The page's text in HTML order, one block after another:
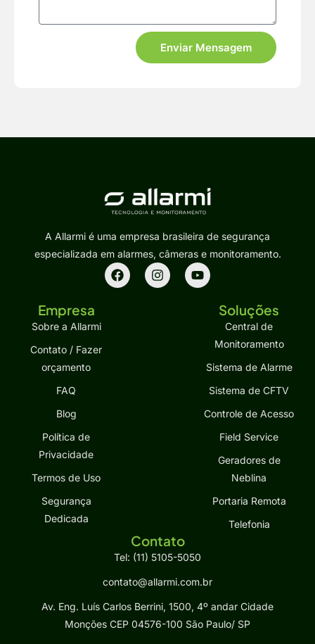
Enviar Mensagem
A Allarmi é uma empresa brasileira de segurança
especializada em alarmes, câmeras e monitoramento.
Empresa
Sobre a Allarmi
Contato / Fazer
orçamento
FAQ
Blog
Política de
Privacidade
Termos de Uso
Segurança
Dedicada
Soluções
Central de
Monitoramento
Sistema de Alarme
Sistema de CFTV
Controle de Acesso
Field Service
Geradores de
Neblina
Portaria Remota
Telefonia
Contato
Tel: (11) 5105-5050
contato@allarmi.com.br
Av. Eng. Luís Carlos Berrini, 1500, 4º andar Cidade
Monções CEP 04576-100 São Paulo/ SP